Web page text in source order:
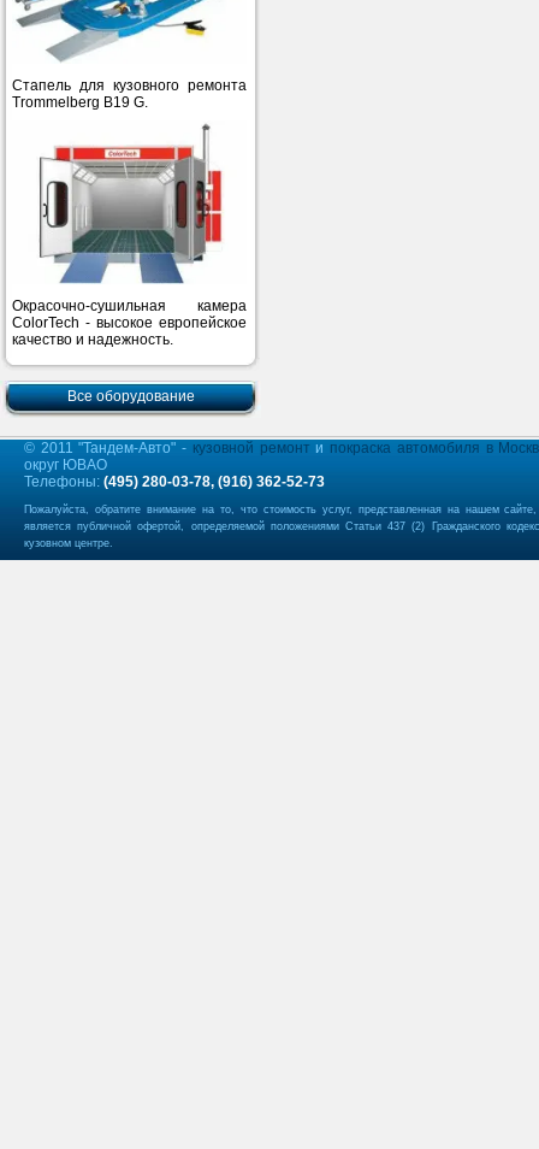
Стапель для кузовного ремонта
Trommelberg B19 G.
Окрасочно-сушильная камера
ColorTech - высокое европейское
качество и надежность.
Все оборудование
© 2011 "Тандем-Авто" - кузовной ремонт и покраска автомобиля в
округ ЮВАО
Телефоны: (495) 280-03-78, (916) 362-52-73
Пожалуйста, обратите внимание на то, что стоимость услуг, представленная на нашем
является публичной офертой, определяемой положениями Статьи 437 (2) Гражданского
кузовном центре.